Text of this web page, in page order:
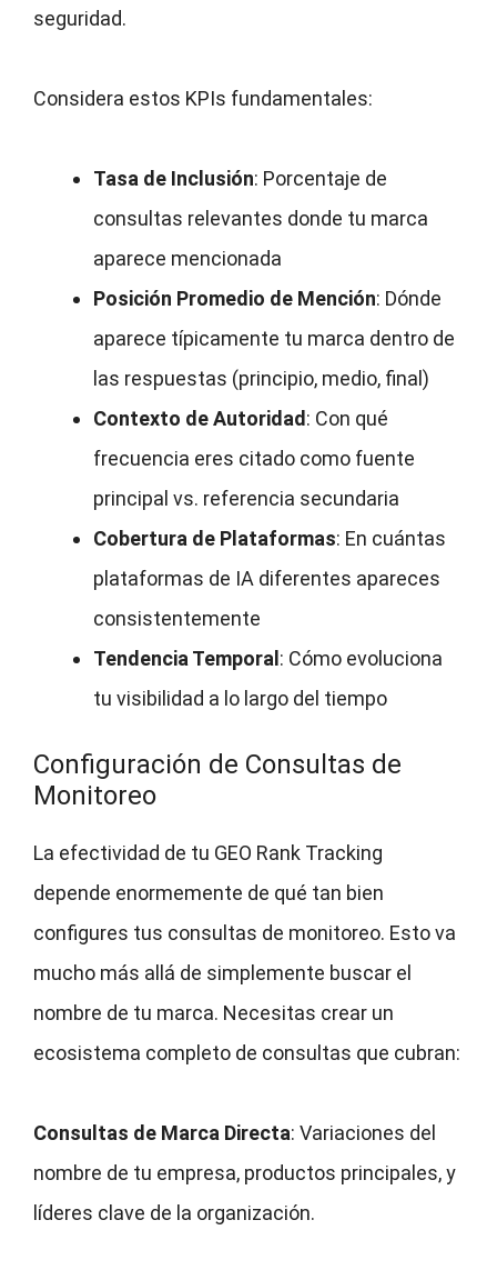
seguridad.
Considera estos KPIs fundamentales:
Tasa de Inclusión: Porcentaje de
consultas relevantes donde tu marca
aparece mencionada
Posición Promedio de Mención: Dónde
aparece típicamente tu marca dentro de
las respuestas (principio, medio, final)
Contexto de Autoridad : Con qué
frecuencia eres citado como fuente
principal vs. referencia secundaria
Cobertura de Plataformas: En cuántas
plataformas de IA diferentes apareces
consistentemente
Tendencia Temporal : Cómo evoluciona
tu visibilidad a lo largo del tiempo
Configuración de Consultas de
Monitoreo
La efectividad de tu GEO Rank Tracking
depende enormemente de qué tan bien
configures tus consultas de monitoreo. Esto va
mucho más allá de simplemente buscar el
nombre de tu marca. Necesitas crear un
ecosistema completo de consultas que cubran:
Consultas de Marca Directa: Variaciones del
nombre de tu empresa, productos principales, y
líderes clave de la organización.